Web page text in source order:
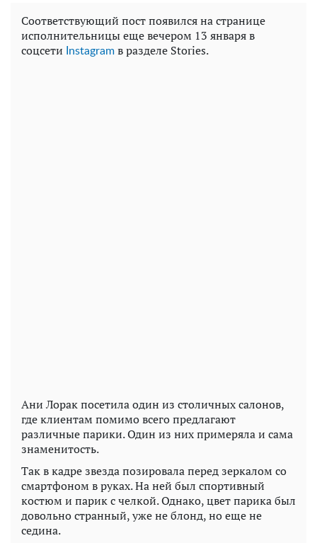
Соответствующий пост появился на странице
исполнительницы еще вечером 13 января в
соцсети
Instagram в разделе Stories.
Ани Лорак посетила один из столичных салонов,
где клиентам помимо всего предлагают
различные парики. Один из них примеряла и сама
знаменитость.
Так в кадре звезда позировала перед зеркалом со
смартфоном в руках. На ней был спортивный
костюм и парик с челкой. Однако, цвет парика был
довольно странный, уже не блонд, но еще не
седина.